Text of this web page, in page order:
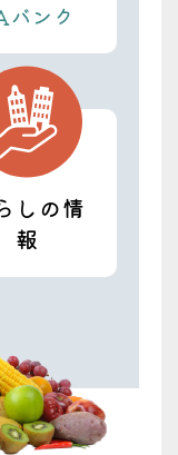
市手揉茶
売体験
せ
バンク
しの情
報